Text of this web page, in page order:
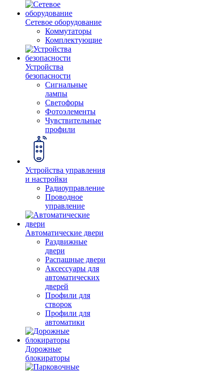
Сетевое оборудование
Коммутаторы
Комплектующие
Устройства
безопасности
Сигнальные
лампы
Светофоры
Фотоэлементы
Чувствительные
профили
Устройства управления
и настройки
Радиоуправление
Проводное
управление
Автоматические двери
Раздвижные
двери
Распашные двери
Аксессуары для
автоматических
дверей
Профили для
створок
Профили для
автоматики
Дорожные
блокираторы